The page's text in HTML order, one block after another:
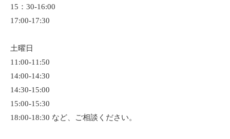
15：30-16:00
17:00-17:30
土曜日
11:00-11:50
14:00-14:30
14:30-15:00
15:00-15:30
18:00-18:30 など、ご相談ください。